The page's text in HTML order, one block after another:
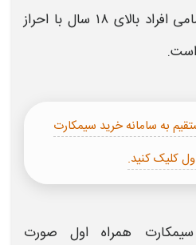
را برای تمامی افراد بالای ۱۸ سال با احراز
است.
به سامانه خرید سیمکارت
کلیک کنید.
سیمکارت همراه اولصورت